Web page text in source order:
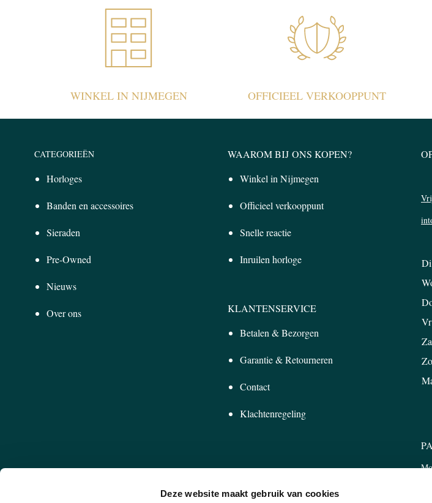
Deze website maakt gebruik van cookies
WINKEL IN NIJMEGEN OFFICIEEL VERKOOPPUNT
CATEGORIEËN
Horloges
Banden en accessoires
Sieraden
Pre-Owned
Nieuws
Over ons
WAAROM BIJ ONS KOPEN?
Winkel in Nijmegen
Officieel verkooppunt
Snelle reactie
Inruilen horloge
KLANTENSERVICE
Betalen & Bezorgen
Garantie & Retourneren
Contact
Klachtenregeling
Di
Vr
Za
Zo